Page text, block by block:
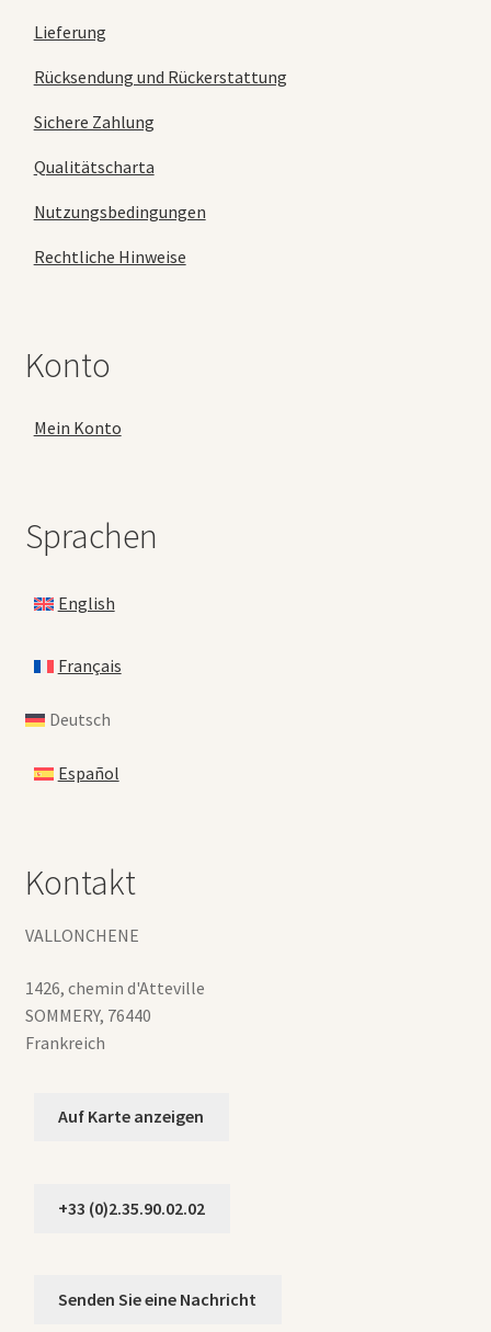
Lieferung
Rücksendung und Rückerstattung
Sichere Zahlung
Qualitätscharta
Nutzungsbedingungen
Rechtliche Hinweise
Konto
Mein Konto
Sprachen
English
Français
Deutsch
Español
Kontakt
VALLONCHENE
1426, chemin d'Atteville
SOMMERY, 76440
Frankreich
Auf Karte anzeigen
+33 (0)2.35.90.02.02
Senden Sie eine Nachricht